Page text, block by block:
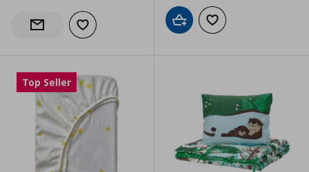
Информирай ме за наличност
Добави към списъка с любимиДобави в кошницата
Добави към
Top Seller